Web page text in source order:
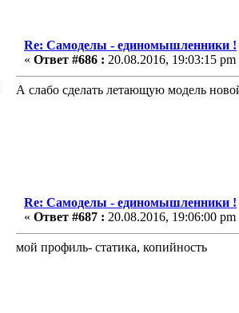
Re: Самоделы - единомышленники !
« Ответ #686 : 20.08.2016, 19:03:15 pm
А слабо сделать летающую модель
Re: Самоделы - единомышленники !
« Ответ #687 : 20.08.2016, 19:06:00 pm
мой профиль- статика, копийность